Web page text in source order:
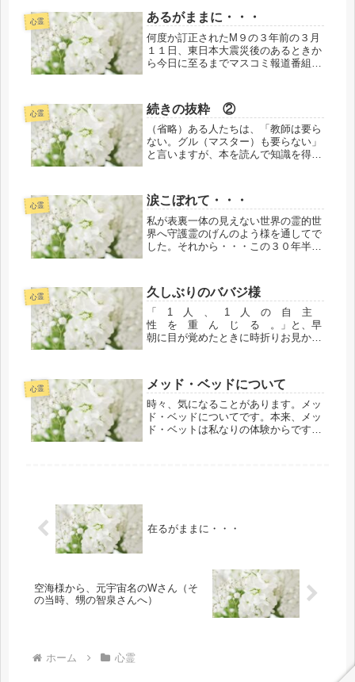
けなさい。助けた相手から、恩知らず
の仕打ちを受けるでしょう。気にする
こ...
心霊 あるがままに・・・
何度か訂正されたM９の３年前の３月
１１日、東日本大震災後のあるときか
ら今日に至るまでマスコミ報道番組等
われ続けて来ています。私にはよくわ
かりませんが・・・そのとき、そのと
き...
心霊 続きの抜粋 ②
（省略）ある人たちは、「教師は要ら
ない。グル（マスター）も要らない」
と言いますが、本を読んで知識を得て
から弟子に移り渡って行く時だけで
す。もし、あなたにその心構えができ
てい...
心霊 涙こぼれて・・・
私が表裏一体の見えない世界の霊的世
界へ守護霊のげんのよう様を通してで
した。それから・・・この３０年半、
しき透明感と心地よい空間と優しい愛
溢れるささやき・・・そして、喜多郎
さ...
心霊 久しぶりのババジ様
「 1 人 、 1 人 の 自 主
性 を 重 ん じ る 。」と、早
朝に目が覚めたときに時折りお見かけ
て・・・そのようにテレパシーで語り
かけたことを確認するように私を見
（視...
心霊 メッド・ベッドについて
時々、気になることがあります。メッ
ド・ベッドについてです。本来、メッ
ド・ベットは私なりの体験からです
在るがままに・・・
空海様から、元宇宙名のWさん（そ
の当時、甥の智泉さんへ）
ホーム 心霊